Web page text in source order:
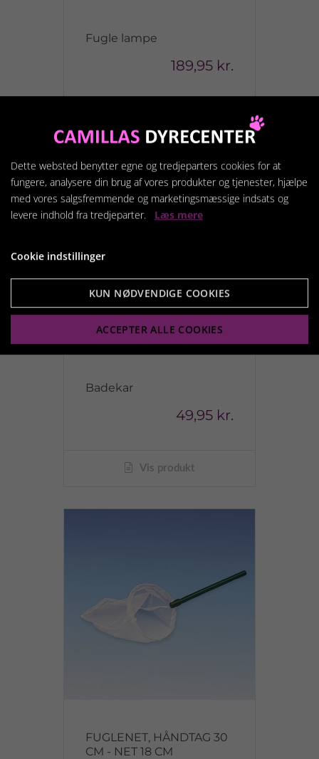
Fugle lampe
189,95 kr.
Badekar
49,95 kr.
Vis produkt
FUGLENET, HÅNDTAG 30
CM - NET 18 CM
Dette websted benytter egne og tredjeparters cookies for at
fungere, analysere din brug af vores produkter og tjenester, hjælpe
med vores salgsfremmende og marketingsmæssige indsats og
levere indhold fra tredjeparter. Læs mere
Cookie indstillinger
KUN NØDVENDIGE COOKIES
ACCEPTER ALLE COOKIES